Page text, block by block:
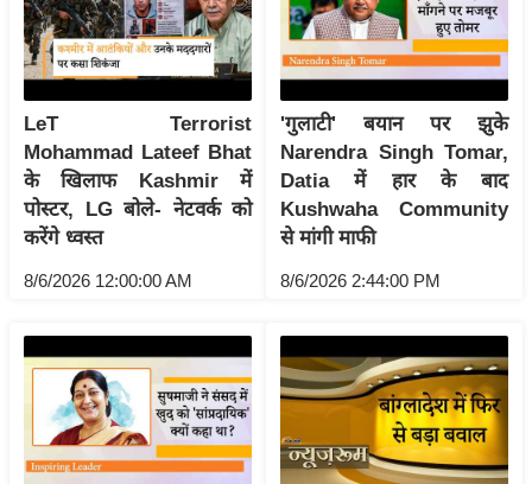
ल
बे
मि
सा
ल
श
ख्सि
य
यं
ग
या
LeT Terrorist
Mohammad Lateef Bhat
के खिलाफ Kashmir में
पोस्टर, LG बोले- नेटवर्क को
करेंगे ध्वस्त
8/6/2026 12:00:00 AM
'गुलाटी' बयान पर झुके
Narendra Singh Tomar,
Datia में हार के बाद
Kushwaha Community
से मांगी माफी
8/6/2026 2:44:00 PM